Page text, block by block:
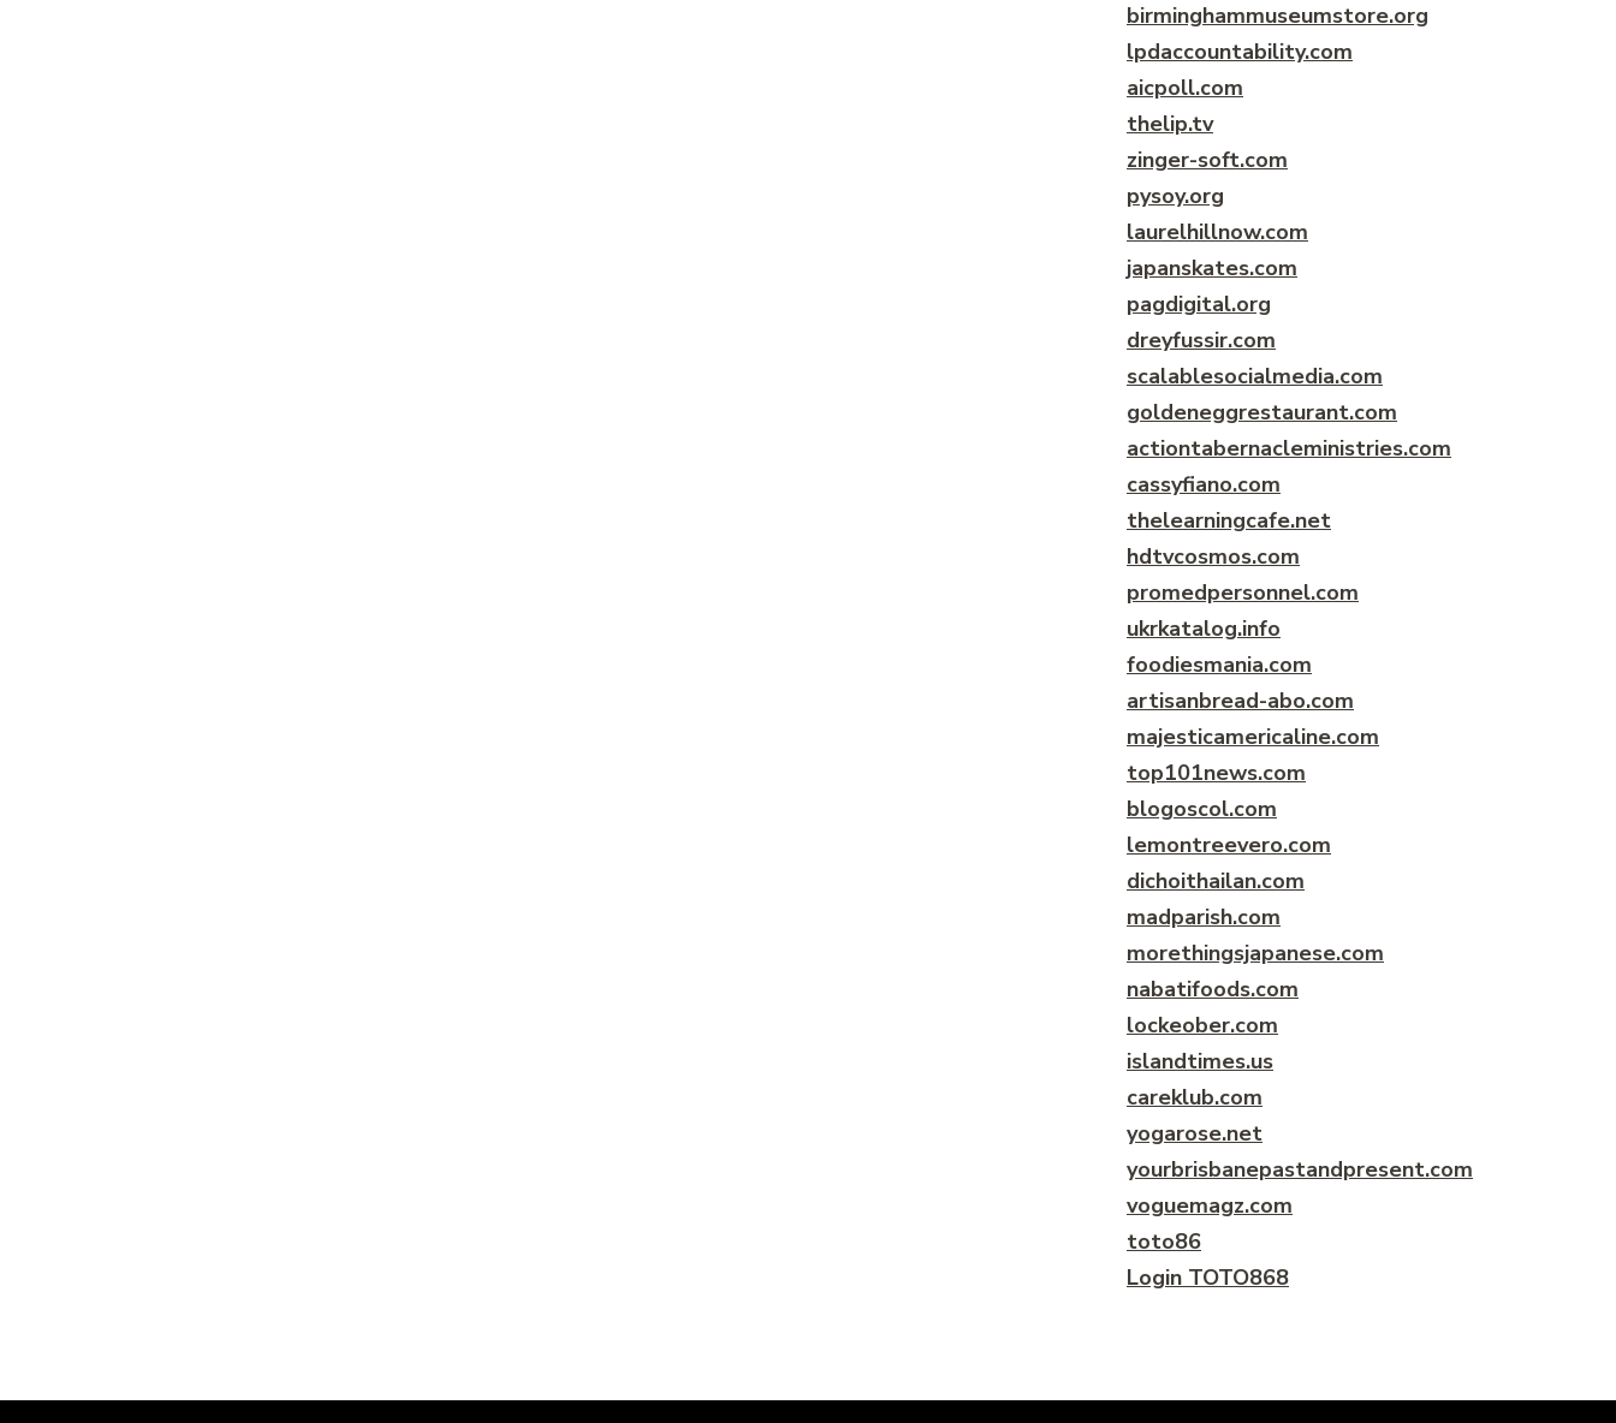
birminghammuseumstore.org
lpdaccountability.com
aicpoll.com
thelip.tv
zinger-soft.com
pysoy.org
laurelhillnow.com
japanskates.com
pagdigital.org
dreyfussir.com
scalablesocialmedia.com
goldeneggrestaurant.com
actiontabernacleministries.com
cassyfiano.com
thelearningcafe.net
hdtvcosmos.com
promedpersonnel.com
ukrkatalog.info
foodiesmania.com
artisanbread-abo.com
majesticamericaline.com
top101news.com
blogoscol.com
lemontreevero.com
dichoithailan.com
madparish.com
morethingsjapanese.com
nabatifoods.com
lockeober.com
islandtimes.us
careklub.com
yogarose.net
yourbrisbanepastandpresent.com
voguemagz.com
toto86
Login TOTO868